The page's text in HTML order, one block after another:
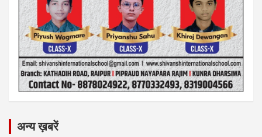
अन्य ख़बरें